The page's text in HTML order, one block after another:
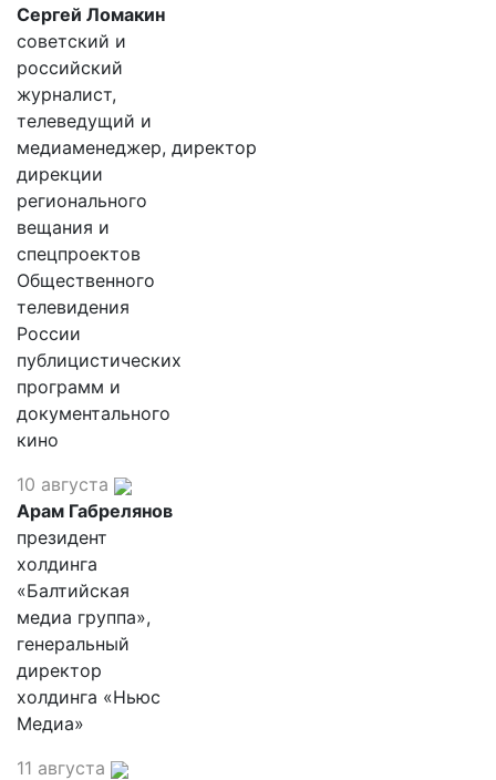
Сергей Ломакин
советский и
российский
журналист,
телеведущий и
медиаменеджер, директор
дирекции
регионального
вещания и
спецпроектов
Общественного
телевидения
России
публицистических
программ и
документального
кино
10 августа
Арам Габрелянов
президент
холдинга
«Балтийская
медиа группа»,
генеральный
директор
холдинга «Ньюс
Медиа»
11 августа